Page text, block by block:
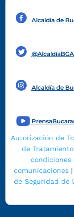
Alcaldía de
@AlcaldíaBGA
Alcaldía de
Autorización de
de
condiciones
comunicaciones|
de Seguridad de